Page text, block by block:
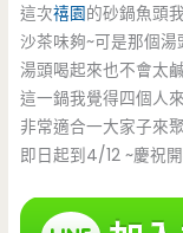
這次禧園的砂鍋魚頭
沙茶味夠~可是那個
湯頭喝起來也不會太
這一鍋我覺得四個人
非常適合一大家子來
即日起到4/12 ~慶祝